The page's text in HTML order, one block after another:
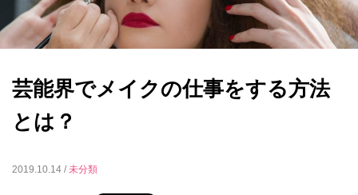
芸能界でメイクの仕事をする方法
とは？
2019.10.14 /未分類